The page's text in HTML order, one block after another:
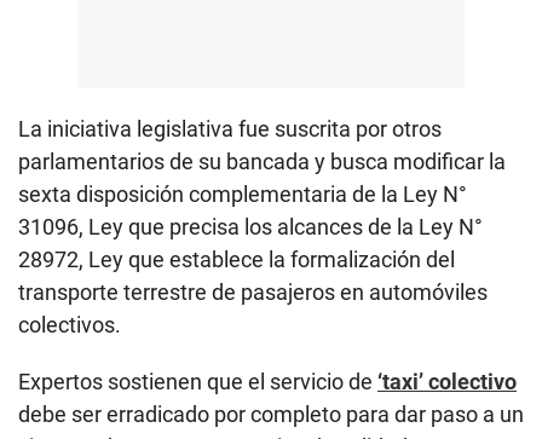
La iniciativa legislativa fue suscrita por otros
parlamentarios de su bancada y busca modificar la
sexta disposición complementaria de la Ley N°
31096, Ley que precisa los alcances de la Ley N°
28972, Ley que establece la formalización del
transporte terrestre de pasajeros en automóviles
colectivos.
Expertos sostienen que el servicio de ‘taxi’ colectivo
debe ser erradicado por completo para dar paso a un